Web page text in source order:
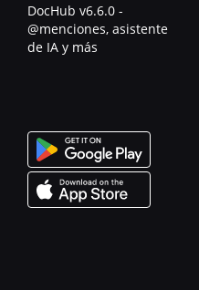
DocHub v6.6.0 -
@menciones, asistente
de IA y más